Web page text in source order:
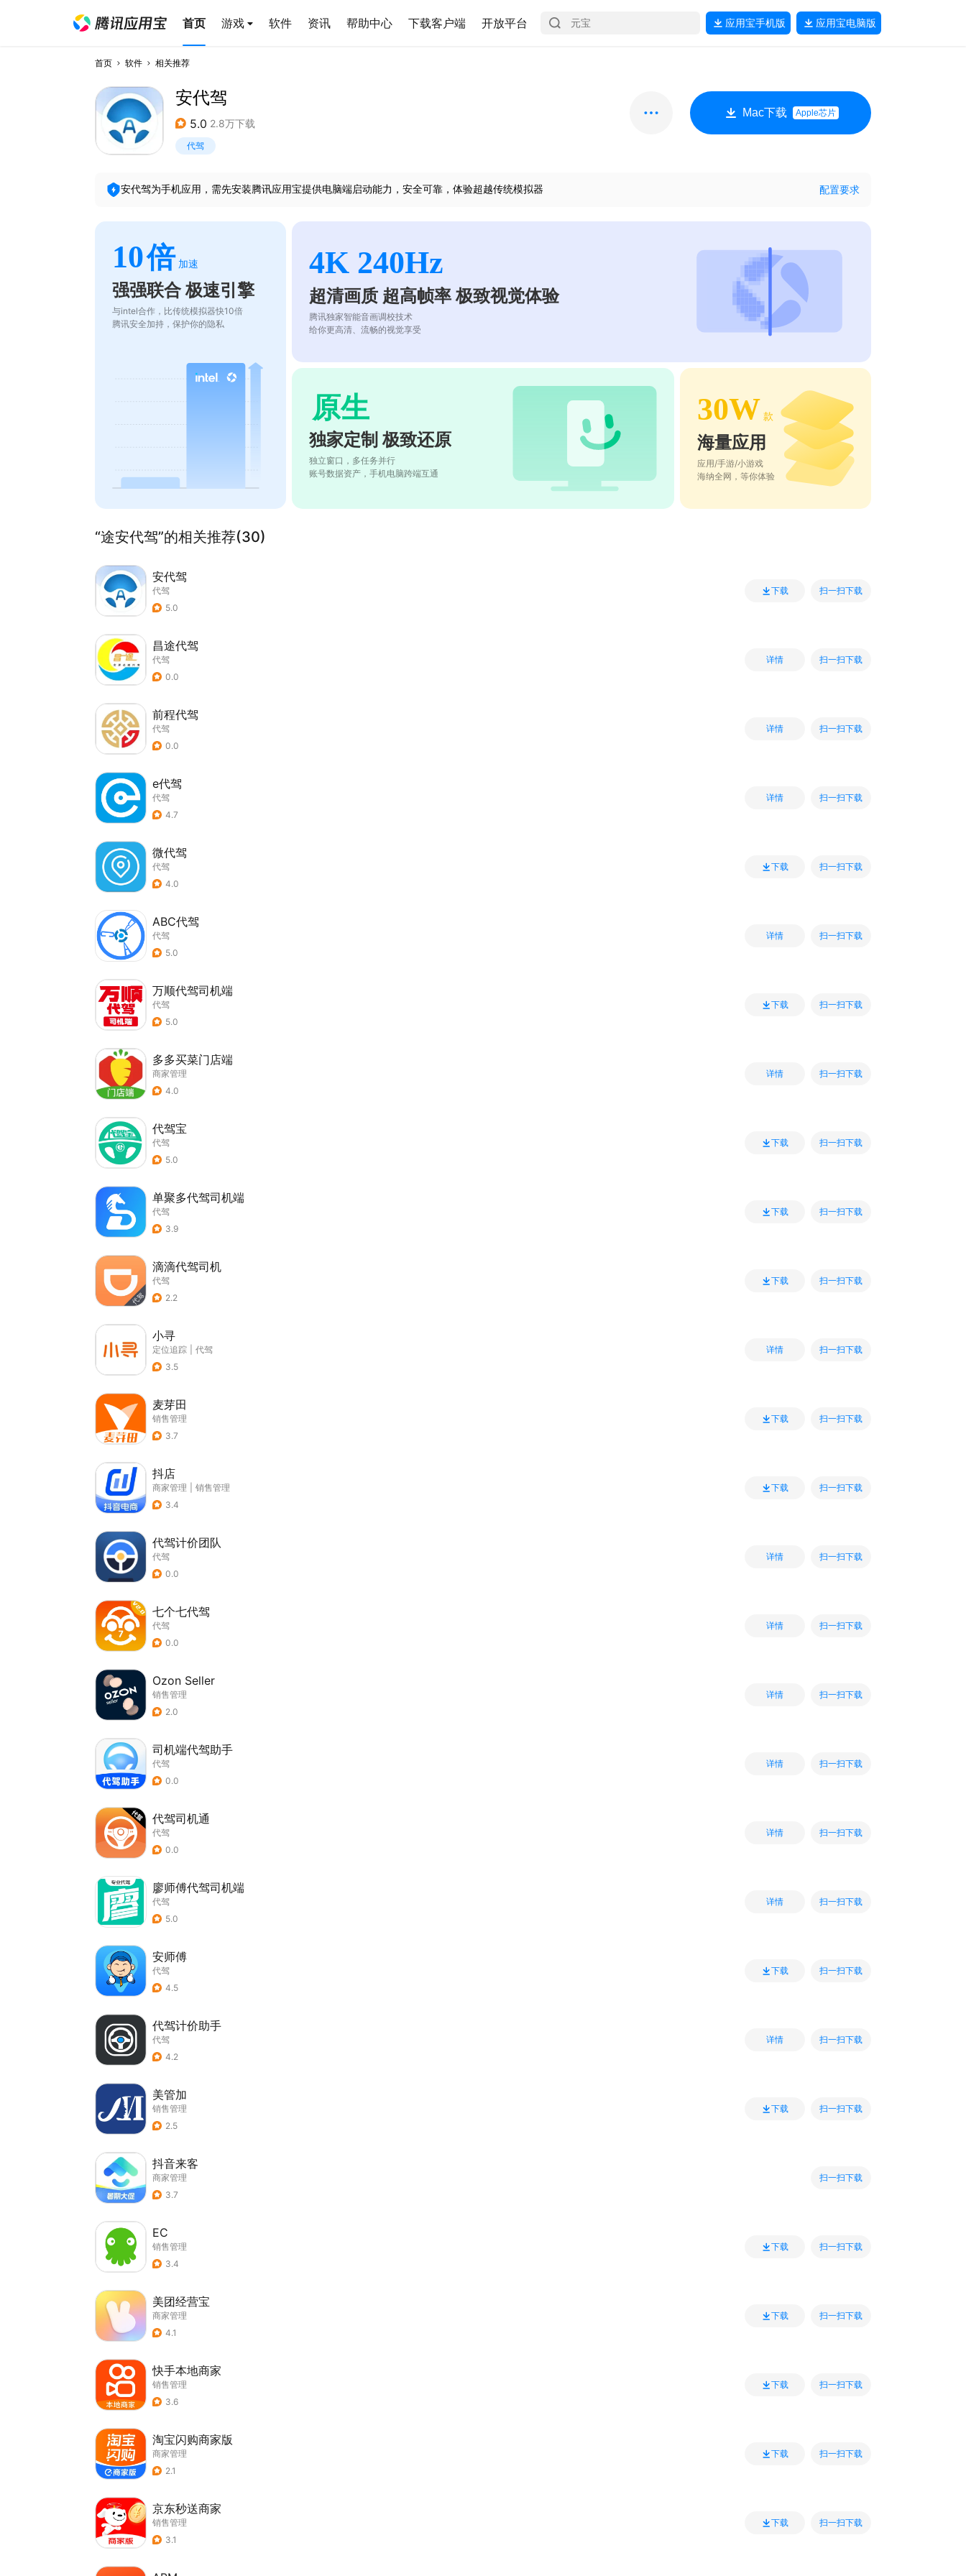
首页 游戏 软件 资讯 帮助中心 下载客户端 开放平台 应用宝手机版 应用宝电脑版
首页 软件 相关推荐
安代驾
5.0 2.8万下载
代驾
Mac下载 Apple芯片
安代驾为手机应用，需先安装腾讯应用宝提供电脑端启动能力，安全可靠，体验超越传统模拟器 配置要求
10倍 加速
强强联合 极速引擎
与intel合作，比传统模拟器快10倍
腾讯安全加持，保护你的隐私
4K 240Hz
超清画质 超高帧率 极致视觉体验
腾讯独家智能音画调校技术
给你更高清、流畅的视觉享受
原生
独家定制 极致还原
独立窗口，多任务并行
账号数据资产，手机电脑跨端互通
30W 款
海量应用
应用/手游/小游戏
海纳全网，等你体验
“途安代驾”的相关推荐(30)
安代驾
代驾
5.0
下载 扫一扫下载
昌途代驾
代驾
0.0
详情 扫一扫下载
前程代驾
代驾
0.0
详情 扫一扫下载
e代驾
代驾
4.7
详情 扫一扫下载
微代驾
代驾
4.0
下载 扫一扫下载
ABC代驾
代驾
5.0
详情 扫一扫下载
万顺代驾司机端
代驾
5.0
下载 扫一扫下载
多多买菜门店端
商家管理
4.0
详情 扫一扫下载
代驾宝
代驾
5.0
下载 扫一扫下载
单聚多代驾司机端
代驾
3.9
下载 扫一扫下载
滴滴代驾司机
代驾
2.2
下载 扫一扫下载
小寻
定位追踪
代驾
3.5
详情 扫一扫下载
麦芽田
销售管理
3.7
下载 扫一扫下载
抖店
商家管理
销售管理
3.4
下载 扫一扫下载
代驾计价团队
代驾
0.0
详情 扫一扫下载
七个七代驾
代驾
0.0
详情 扫一扫下载
Ozon Seller
销售管理
2.0
详情 扫一扫下载
司机端代驾助手
代驾
0.0
详情 扫一扫下载
代驾司机通
代驾
0.0
详情 扫一扫下载
廖师傅代驾司机端
代驾
5.0
详情 扫一扫下载
安师傅
代驾
4.5
下载 扫一扫下载
代驾计价助手
代驾
4.2
详情 扫一扫下载
美管加
销售管理
2.5
下载 扫一扫下载
抖音来客
商家管理
3.7
扫一扫下载
EC
销售管理
3.4
下载 扫一扫下载
美团经营宝
商家管理
4.1
下载 扫一扫下载
快手本地商家
销售管理
3.6
下载 扫一扫下载
淘宝闪购商家版
商家管理
2.1
下载 扫一扫下载
京东秒送商家
销售管理
3.1
下载 扫一扫下载